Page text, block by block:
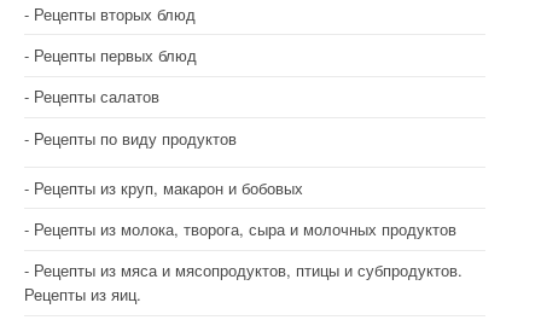
Рецепты вторых блюд
Рецепты первых блюд
Рецепты салатов
Рецепты по виду продуктов
Рецепты из круп, макарон и бобовых
Рецепты из молока, творога, сыра и молочных продуктов
Рецепты из мяса и мясопродуктов, птицы и субпродуктов.
Рецепты из яиц.